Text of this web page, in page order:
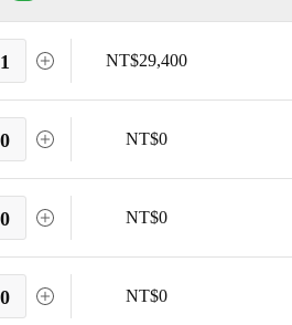
1 NT$29,400
0 NT$0
0 NT$0
0 NT$0